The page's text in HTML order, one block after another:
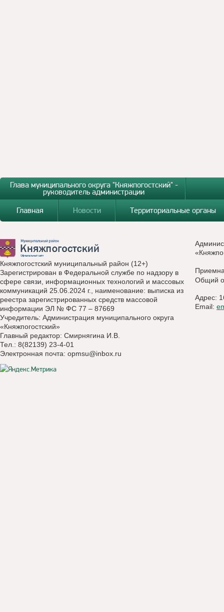
Глава муниципального округа "Княжпогостский" -
руководитель администрации
Главная
Новости Территориальные органы
Княжпогостский муниципальный район (12+)
Зарегистрирован в Федеральной службе по надзору в
сфере связи, информационных технологий и массовых
коммуникаций 25.06.2024 г., наименование: выписка из
реестра зарегистрированных средств массовой
информации ЭЛ № ФС 77 – 87669
Учредитель: Администрация муниципального округа
«Княжпогостский»
Главный редактор: Смирнягина И.В.
Тел.: 8(82139) 23-4-01
Электронная почта: opmsu@inbox.ru
Общий
Адрес:
Email: